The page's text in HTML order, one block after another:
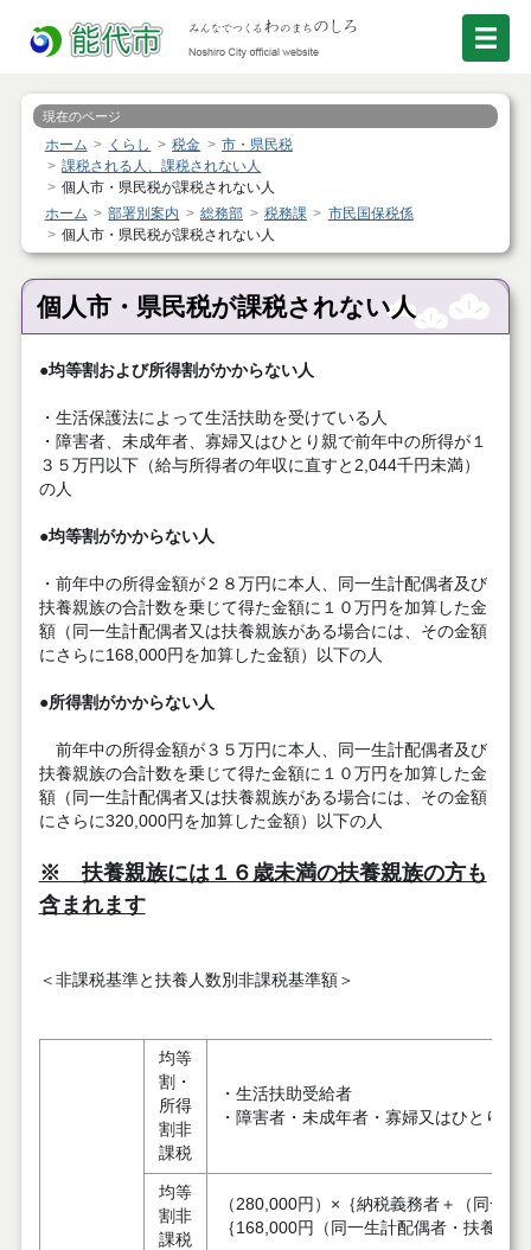
現在のページ
ホーム くらし 税金
市・県民税
課税される人、課税されない人
個人市・県民税が課税されない人
ホーム
部署別案内 総務部 税務課
市民国保税係
個人市・県民税が課税されない人
個人市・県民税が課税されない人
●均等割および所得割がかからない人
・生活保護法によって生活扶助を受けている人
・障害者、未成年者、寡婦又はひとり親で前年中の所得が１
３５万円以下（給与所得者の年収に直すと2,044千円未満）
の人
●均等割がかからない人
・前年中の所得金額が２８万円に本人、同一生計配偶者及び
扶養親族の合計数を乗じて得た金額に１０万円を加算した金
額（同一生計配偶者又は扶養親族がある場合には、その金額
にさらに168,000円を加算した金額）以下の人
●所得割がかからない人
前年中の所得金額が３５万円に本人、同一生計配偶者及び
扶養親族の合計数を乗じて得た金額に１０万円を加算した金
額（同一生計配偶者又は扶養親族がある場合には、その金額
にさらに320,000円を加算した金額）以下の人
※ 扶養親族には１６歳未満の扶養親族の方も
含まれます
＜非課税基準と扶養人数別非課税基準額＞
均等
割・
所得
割非
課税
・生活扶助受給者
・障害者・未成年者・寡婦又はひとり親
均等
割非
課税
（280,000円）×｛納税義務者＋（同一
｛168,000円（同一生計配偶者・扶養あ